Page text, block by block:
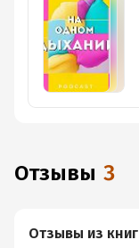
Отзывы 3
Отзывы из книг